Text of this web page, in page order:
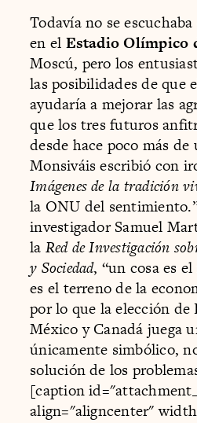
Todavía no se
en el Estadio Olímpico
Moscú, pero los
las posibilidades de que
ayudaría a mejorar las
que los tres futuros
desde hace poco más
Monsiváis escribió con
Imágenes de la tradición
la ONU del
investigador Samuel
la Red de Investigación
y Sociedad, “un cosa es
es el terreno de la
por lo que la elección de
México y Canadá juega
únicamente simbólico,
solución de los
[caption
align="aligncenter"